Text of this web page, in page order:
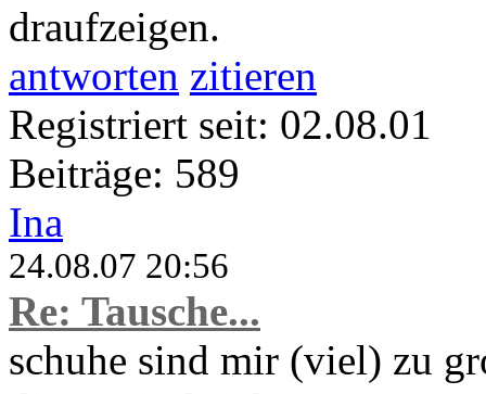
draufzeigen.
antworten zitieren
Registriert seit: 02.08.01
Beiträge: 589
Ina
24.08.07 20:56
Re: Tausche...
schuhe sind mir (viel) zu